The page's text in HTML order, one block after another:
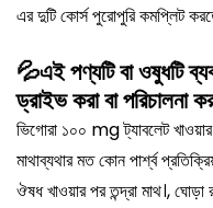
এর দুটি কোর্স পুরোপুরি কমপ্লিট
💦এই পণ্যটি বা ওষুধটি
ড্রাইভ করা বা পরিচালনা
ভিগোরা ১০০ mg ট্যাবলেট
মাথাব্যথার মত কোন পার্শ্ব
ঔষধ খাওয়ার পর তন্দ্রা মাথ।,